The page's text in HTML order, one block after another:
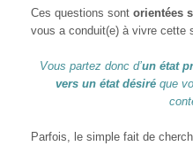
Ces questions sont orientées
vous a conduit(e) à vivre cette
Vous partez donc d’un état
vers un état désiré que
Parfois, le simple fait de